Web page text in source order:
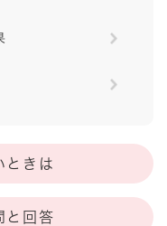
ときは
と回答